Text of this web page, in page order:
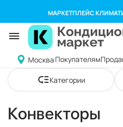
МАРКЕТПЛЕЙС
Москва Покупателям
Категории
Конвекторы